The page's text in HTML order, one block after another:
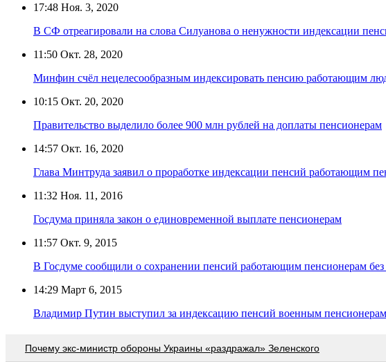
17:48 Ноя. 3, 2020
В СФ отреагировали на слова Силуанова о ненужности индексации
11:50 Окт. 28, 2020
Минфин счёл нецелесообразным индексировать пенсию работающим
10:15 Окт. 20, 2020
Правительство выделило более 900 млн рублей на доплаты пенсионерам
14:57 Окт. 16, 2020
Глава Минтруда заявил о проработке индексации пенсий работающим
11:32 Ноя. 11, 2016
Госдума приняла закон о единовременной выплате пенсионерам
11:57 Окт. 9, 2015
В Госдуме сообщили о сохранении пенсий работающим пенсионерам без
14:29 Март 6, 2015
Владимир Путин выступил за индексацию пенсий военным пенсионерам
Почему экс-министр обороны Украины «раздражал» Зеленского